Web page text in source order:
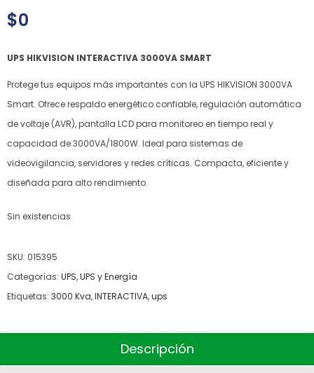
$0
UPS HIKVISION INTERACTIVA 3000VA SMART
Protege tus equipos más importantes con la UPS HIKVISION 3000VA
Smart. Ofrece respaldo energético confiable, regulación automática
de voltaje (AVR), pantalla LCD para monitoreo en tiempo real y
capacidad de 3000VA/1800W. Ideal para sistemas de
videovigilancia, servidores y redes críticas. Compacta, eficiente y
diseñada para alto rendimiento.
Sin existencias
SKU: 015395
Categorías: UPS,UPS y Energía
Etiquetas: 3000 Kva,INTERACTIVA,ups
Descripción